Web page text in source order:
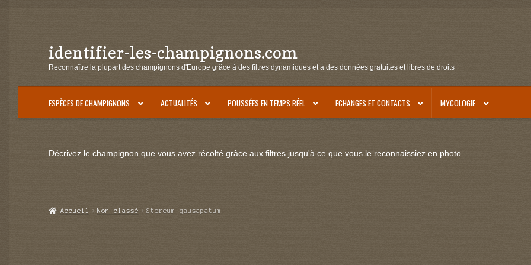
Aller
à
navigation
Aller
au
identifier-les-champignons.com
Reconnaître la plupart des champignons d'Europe grâce à des filtres dynamiques et à des données gratuites et libres de droits
ESPÈCES DE CHAMPIGNONS ACTUALITÉS POUSSÉES EN TEMPS RÉEL ECHANGES ET CONTACTS MYCOLOGIE
Décrivez le champignon que vous avez récolté grâce aux filtres jusqu'à ce que vous le reconnaissiez en photo.
Accueil Non classé Stereum gausapatum